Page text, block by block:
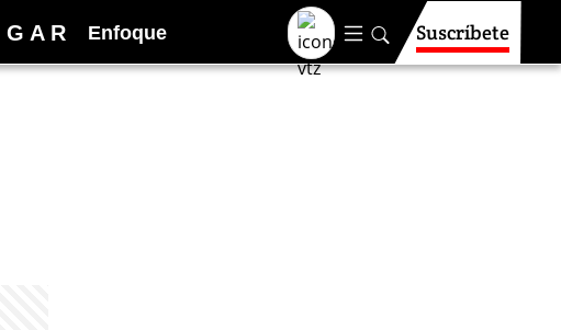
G A R Enfoque Suscríbete